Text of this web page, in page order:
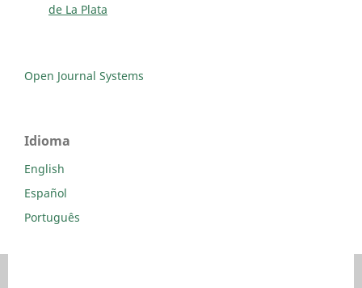
de La Plata
Open Journal Systems
Idioma
English
Español
Português